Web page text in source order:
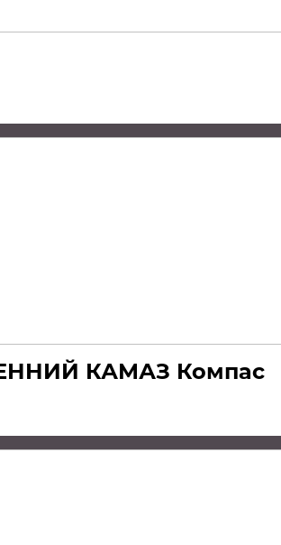
КАМАЗ Компас